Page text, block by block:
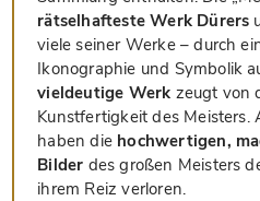
rätselhafteste Werk Dürers
viele seiner Werke – durch
Ikonographie und Symbolik
vieldeutige Werk zeugt von
Kunstfertigkeit des Meisters.
haben die hochwertigen,
Bilder des großen Meisters
ihrem Reiz verloren.